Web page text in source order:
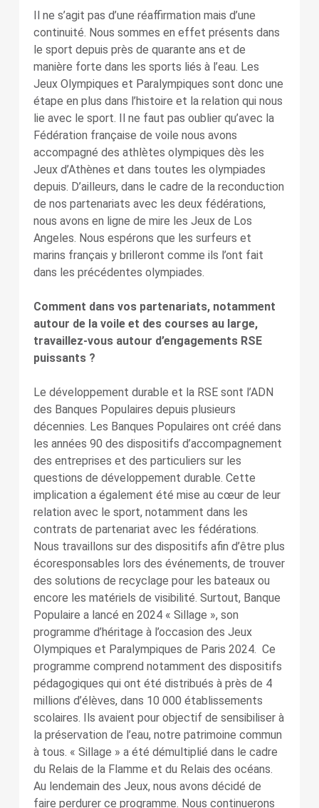
Il ne s’agit pas d’une réaffirmation mais d’une
continuité. Nous sommes en effet présents dans
le sport depuis près de quarante ans et de
manière forte dans les sports liés à l’eau. Les
Jeux Olympiques et Paralympiques sont donc une
étape en plus dans l’histoire et la relation qui nous
lie avec le sport. Il ne faut pas oublier qu’avec la
Fédération française de voile nous avons
accompagné des athlètes olympiques dès les
Jeux d’Athènes et dans toutes les olympiades
depuis. D’ailleurs, dans le cadre de la reconduction
de nos partenariats avec les deux fédérations,
nous avons en ligne de mire les Jeux de Los
Angeles. Nous espérons que les surfeurs et
marins français y brilleront comme ils l’ont fait
dans les précédentes olympiades.
Comment dans vos partenariats, notamment
autour de la voile et des courses au large,
travaillez-vous autour d’engagements RSE
puissants ?
Le développement durable et la RSE sont l’ADN
des Banques Populaires depuis plusieurs
décennies. Les Banques Populaires ont créé dans
les années 90 des dispositifs d’accompagnement
des entreprises et des particuliers sur les
questions de développement durable. Cette
implication a également été mise au cœur de leur
relation avec le sport, notamment dans les
contrats de partenariat avec les fédérations.
Nous travaillons sur des dispositifs afin d’être plus
écoresponsables lors des événements, de trouver
des solutions de recyclage pour les bateaux ou
encore les matériels de visibilité. Surtout, Banque
Populaire a lancé en 2024 « Sillage », son
programme d’héritage à l’occasion des Jeux
Olympiques et Paralympiques de Paris 2024. Ce
programme comprend notamment des dispositifs
pédagogiques qui ont été distribués à près de 4
millions d’élèves, dans 10 000 établissements
scolaires. Ils avaient pour objectif de sensibiliser à
la préservation de l’eau, notre patrimoine commun
à tous. « Sillage » a été démultiplié dans le cadre
du Relais de la Flamme et du Relais des océans.
Au lendemain des Jeux, nous avons décidé de
faire perdurer ce programme. Nous continuerons